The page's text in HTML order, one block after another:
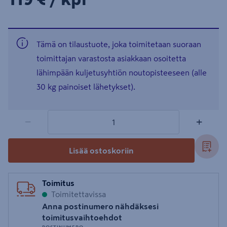
Tämä on tilaustuote, joka toimitetaan suoraan
toimittajan varastosta asiakkaan osoitetta
lähimpään kuljetusyhtiön noutopisteeseen (alle
30 kg painoiset lähetykset).
− +
Lisää ostoskoriin
Toimitus
Toimitettavissa
Anna postinumero nähdäksesi
toimitusvaihtoehdot